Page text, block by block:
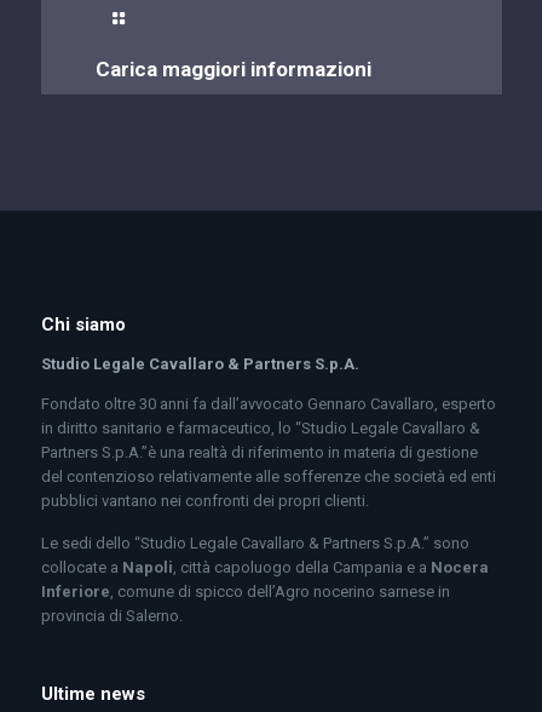
Carica maggiori informazioni
Chi siamo
Studio Legale Cavallaro & Partners S.p.A.
Fondato oltre 30 anni fa dall’avvocato Gennaro Cavallaro, esperto
in diritto sanitario e farmaceutico, lo “Studio Legale Cavallaro &
Partners S.p.A.”è una realtà di riferimento in materia di gestione
del contenzioso relativamente alle sofferenze che società ed enti
pubblici vantano nei confronti dei propri clienti.
Le sedi dello “Studio Legale Cavallaro & Partners S.p.A.” sono
collocate a Napoli, città capoluogo della Campania e a Nocera
Inferiore, comune di spicco dell’Agro nocerino sarnese in
provincia di Salerno.
Ultime news